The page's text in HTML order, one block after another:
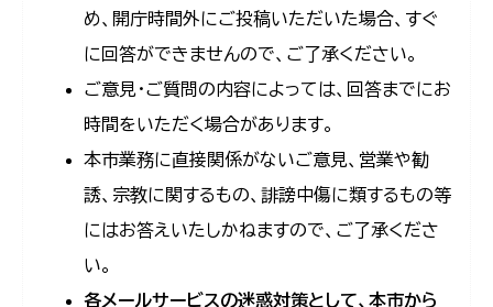
め、開庁時間外にご投稿いただいた場合、すぐ
に回答ができませんので、ご了承ください。
ご意見・ご質問の内容によっては、回答までにお
時間をいただく場合があります。
本市業務に直接関係がないご意見、営業や勧
誘、宗教に関するもの、誹謗中傷に類するもの等
にはお答えいたしかねますので、ご了承くださ
い。
各メールサービスの迷惑対策として、本市から